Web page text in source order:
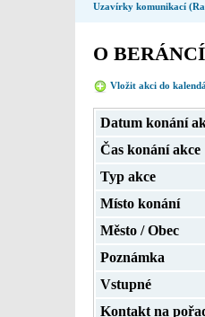
Uzavírky komunikací
O
Vložit akci do
Datum konání
Čas konání akce
Typ akce
Místo konání
Město / Obec
Poznámka
Vstupné
Kontakt na